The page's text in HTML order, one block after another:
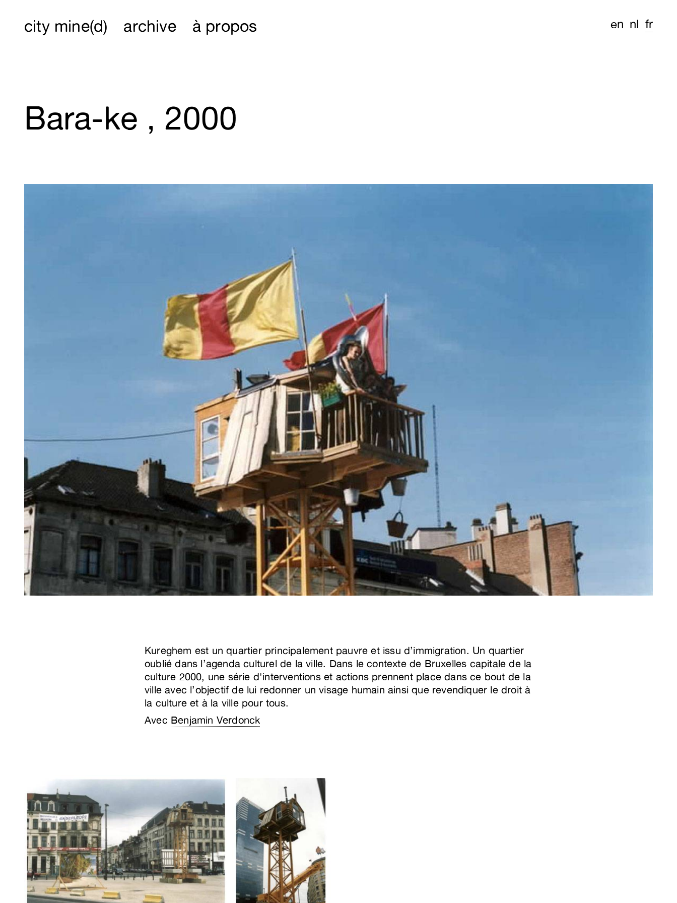
city mine(d) archive à propos en nl fr
Bara-ke , 2000
Kureghem est un quartier principalement pauvre et issu d’immigration. Un quartier
oublié dans l’agenda culturel de la ville. Dans le contexte de Bruxelles capitale de la
culture 2000, une série d'interventions et actions prennent place dans ce bout de la
ville avec l’objectif de lui redonner un visage humain ainsi que revendiquer le droit à
la culture et à la ville pour tous.
Avec Benjamin Verdonck